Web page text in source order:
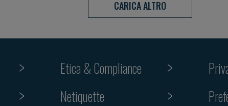
CARICA ALTRO
Etica & Compliance
Netiquette